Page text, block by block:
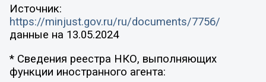
Источник:
https://minjust.gov.ru/ru/documents/7756/
данные на 13.05.2024
* Сведения реестра НКО, выполняющих
функции иностранного агента: